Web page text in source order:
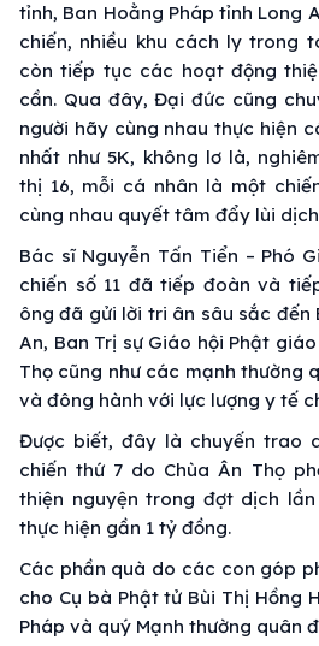
tỉnh, Ban Hoằng Pháp tỉnh Long
chiến, nhiều khu cách ly trong
còn tiếp tục các hoạt động
cần. Qua đây, Đại đức cũng
người hãy cùng nhau thực hiện
nhất như 5K, không lơ là,
thị 16, mỗi cá nhân là một
cùng nhau quyết tâm đẩy lùi
Bác sĩ Nguyễn Tấn Tiển – Phó
chiến số 11 đã tiếp đoàn và
ông đã gửi lời tri ân sâu sắc đến
An, Ban Trị sự Giáo hội Phật
Thọ cũng như các mạnh thường
và đông hành với lực lượng y tế
Được biết, đây là chuyến trao
chiến thứ 7 do Chùa Ân Thọ
thiện nguyện trong đợt dịch
thực hiện gần 1 tỷ đồng.
Các phần quà do các con góp
cho Cụ bà Phật tử Bùi Thị Hồng
Pháp và quý Mạnh thường quân